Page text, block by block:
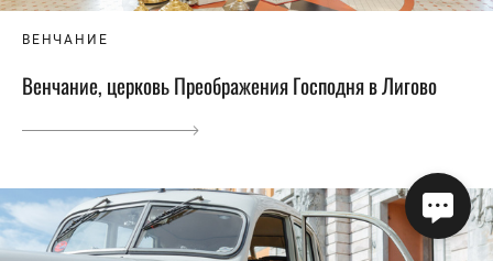
ВЕНЧАНИЕ
Венчание, церковь Преображения Господня в Лигово